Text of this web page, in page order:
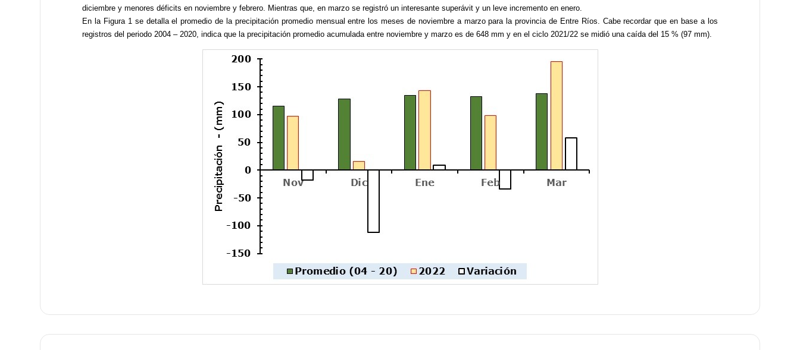
diciembre y menores déficits en noviembre y febrero. Mientras que, en marzo se registró un interesante superávit y un leve incremento en enero.
En la Figura 1 se detalla el promedio de la precipitación promedio mensual entre los meses de noviembre a marzo para la provincia de Entre Ríos. Cabe recordar que en base a los
registros del periodo 2004 – 2020, indica que la precipitación promedio acumulada entre noviembre y marzo es de 648 mm y en el ciclo 2021/22 se midió una caída del 15 % (97 mm).